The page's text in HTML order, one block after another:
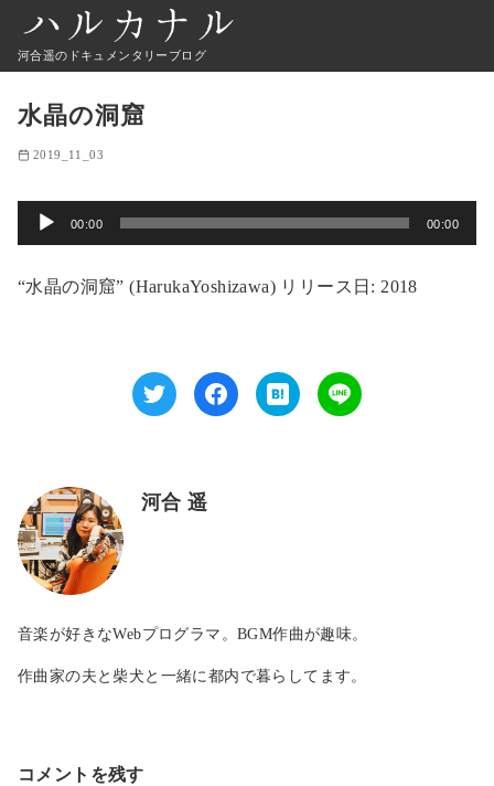
河合遥のドキュメンタリーブログ
水晶の洞窟
2019_11_03
声
プ
00:00 00:00
“水晶の洞窟” (HarukaYoshizawa) リリース日: 2018
河合 遥
音楽が好きなWebプログラマ。BGM作曲が趣味。
作曲家の夫と柴犬と一緒に都内で暮らしてます。
コメントを残す